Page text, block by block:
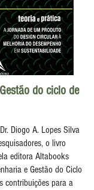
do ciclo de
Diogo A. Lopes Silva
o livro
editora Altabooks
e Gestão do Ciclo
contribuições para a